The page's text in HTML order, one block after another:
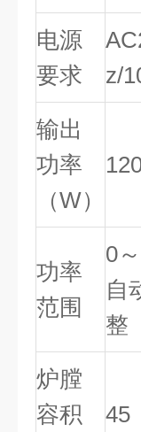
电源
要求
z/
输出
功率
（W）
功率
范围
0～
自
整
炉膛
容积
45